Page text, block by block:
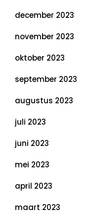
december 2023
november 2023
oktober 2023
september 2023
augustus 2023
juli 2023
juni 2023
mei 2023
april 2023
maart 2023